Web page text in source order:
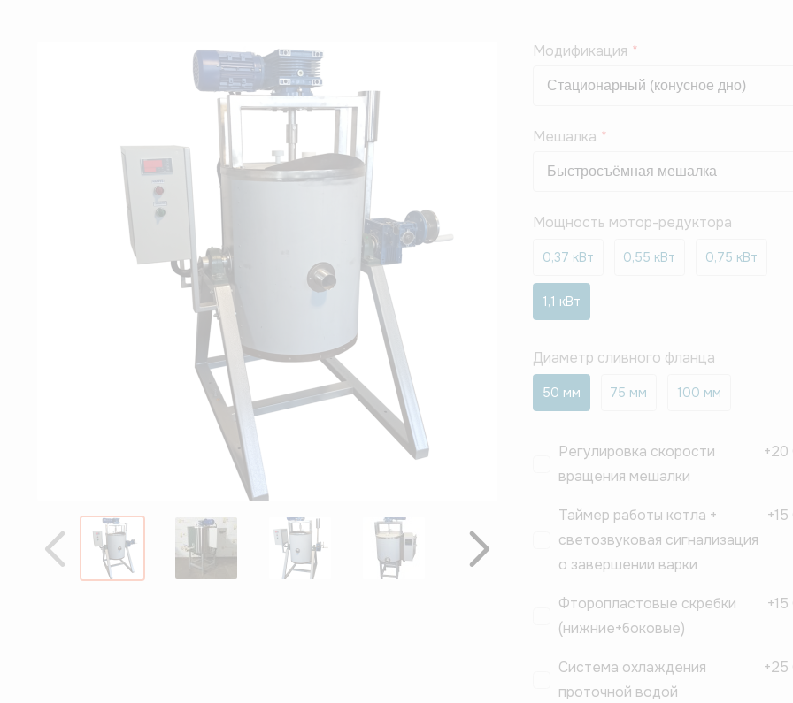
Назад Вперёд
Модификация
Мешалка
Мощность мотор-редуктора
0,37 кВт 0,55 кВт 0,75 кВт
1,1 кВт
Диаметр сливного фланца
50 мм 75 мм 100 мм
Регулировка скорости
вращения мешалки
+20
Таймер работы котла +
светозвуковая сигнализация
о завершении варки
+
Фторопластовые скребки
(нижние+боковые)
+
Система охлаждения
проточной водой
+25